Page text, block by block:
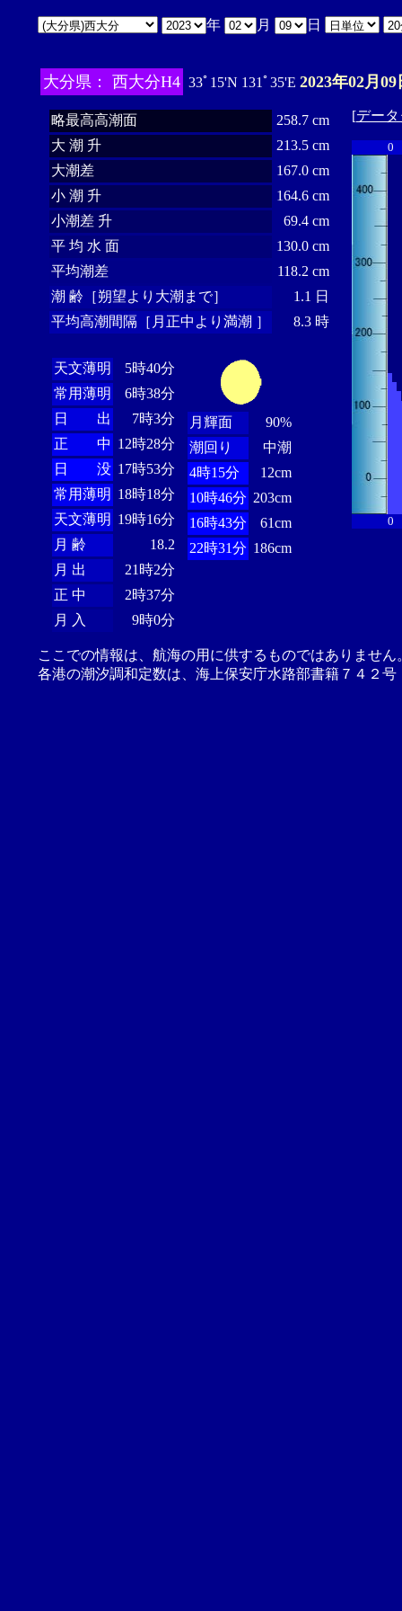
年 月 日
大分県： 西大分H4 33ﾟ15'N 131ﾟ35'E 2023年02月
略最高高潮面
258.7 cm
大 潮 升
213.5 cm
大潮差
167.0 cm
小 潮 升
164.6 cm
小潮差 升
69.4 cm
平 均 水 面
130.0 cm
平均潮差
118.2 cm
潮 齢［朔望より大潮まで］
1.1 日
平均高潮間隔［月正中より満潮 ］
8.3 時
天文薄明
5時40分
常用薄明
6時38分
日 出
7時3分
正 中 12時28分
日 没 17時53分
常用薄明 18時18分
天文薄明 19時16分
月 齢
18.2
月 出
21時2分
正 中
2時37分
月 入
9時0分
月輝面
90%
潮回り
中潮
4時15分
12cm
10時46分 203cm
16時43分
61cm
22時31分 186cm
[デー
0
0
ここでの情報は、航海の用に供するものではありませ
各港の潮汐調和定数は、海上保安庁水路部書籍７４２